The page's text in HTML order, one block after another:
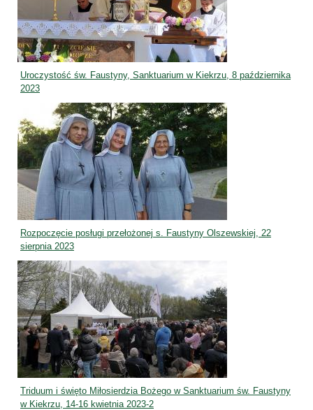
Uroczystość św. Faustyny, Sanktuarium w Kiekrzu, 8 października
2023
Rozpoczęcie posługi przełożonej s. Faustyny Olszewskiej, 22
sierpnia 2023
Triduum i święto Miłosierdzia Bożego w Sanktuarium św. Faustyny
w Kiekrzu, 14-16 kwietnia 2023-2